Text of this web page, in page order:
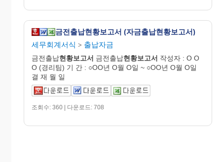
금전출납현황보고서 (자금출납현황보고서)
세무회계서식 > 출납자금
금전출납현황보고서 금전출납현황보고서 작성자 : O O
O (경리팀) 기 간 : ○OO년 O월 O일 ~ ○OO년 O월 O일
결 재 월 일
조회수: 360 | 다운로드: 708